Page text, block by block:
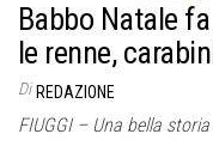
Babbo Natale
le renne,
Di REDAZIONE
FIUGGI – Una bella